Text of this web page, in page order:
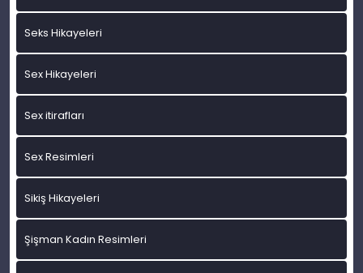
Seks Hikayeleri
Sex Hikayeleri
Sex itirafları
Sex Resimleri
Sikiş Hikayeleri
Şişman Kadın Resimleri